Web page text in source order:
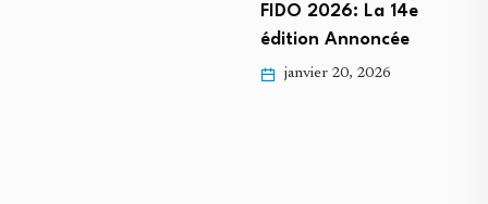
FIDO 2026: La 14e
édition Annoncée
janvier 20, 2026